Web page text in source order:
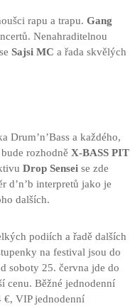
rapu a trapu. Gang
Nenahraditelnou
Sajsi MC a řada skvělých
Drum’n’Bass a každého,
rozhodně X-BASS PIT
Drop Sensei se zde
d’n’b interpretů jako je
dalších.
podiích a řadě dalších
na festival jsou do
soboty 25. června jde do
cenu. Běžné jednodenní
€, VIP jednodenní